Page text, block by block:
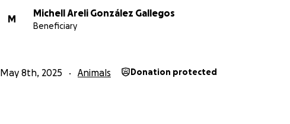
M
Michell Areli González Gallegos
Beneficiary
May 8th, 2025 Animals Donation protected